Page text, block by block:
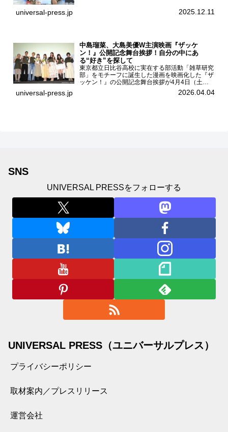
した。AKB48伊藤百花1stフォトブッ...
universal-press.jp 2025.12.11
中島瑠菜、大島美優W主演映画『ザッケ
ン！』公開記念舞台挨拶！自分の中にあ
る“好き”を探して
東京都立日比谷高校に実在する部活動「雑草研究
部」をモチーフに誕生した漫画を映画化した『ザ
ッケン！』の公開記念舞台挨拶が4月4日（土）
ユナイテッドシネマお台場で開催され、出演者の
中島瑠菜、大島美優、八神遼介（ICEx）、阿佐
universal-press.jp 2026.04.04
SNS
UNIVERSAL PRESSをフォローする
UNIVERSAL PRESS（ユニバーサルプレス）
プライバシーポリシー
取材案内／プレスリリース
運営会社